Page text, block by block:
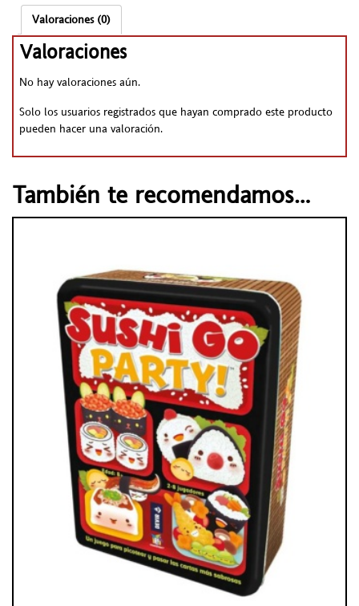
Valoraciones (0)
Valoraciones
No hay valoraciones aún.
Solo los usuarios registrados que hayan comprado este producto
pueden hacer una valoración.
También te recomendamos…